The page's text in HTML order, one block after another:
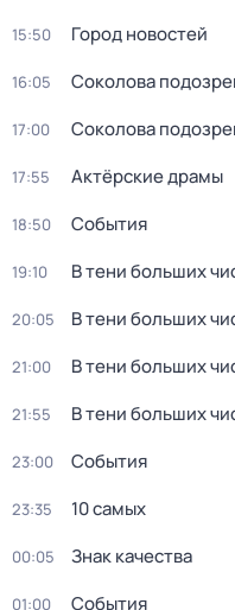
15:50 Город новостей
16:05 Соколова
17:00 Соколова
17:55 Актёрские драмы
18:50 События
19:10 В тени больших
20:05 В тени больших
21:00 В тени больших
21:55 В тени больших
23:00 События
23:35 10 самых
00:05 Знак качества
01:00 События